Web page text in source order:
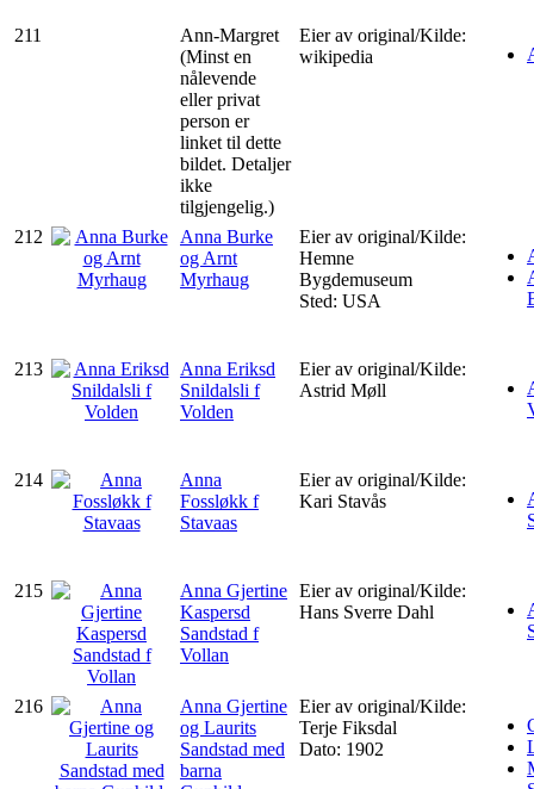
211
Ann-Margret
(Minst en
nålevende
eller privat
person er
linket til dette
bildet. Detaljer
ikke
tilgjengelig.)
Eier av original/Kilde:
wikipedia
212
Anna Burke
og Arnt
Myrhaug
Eier av original/Kilde:
Hemne
Bygdemuseum
Sted: USA
213
Anna Eriksd
Snildalsli f
Volden
Eier av original/Kilde:
Astrid Møll
214
Anna
Fossløkk f
Stavaas
Eier av original/Kilde:
Kari Stavås
215
Anna Gjertine
Kaspersd
Sandstad f
Vollan
Eier av original/Kilde:
Hans Sverre Dahl
216
Anna Gjertine
og Laurits
Sandstad med
barna
Eier av original/Kilde:
Terje Fiksdal
Dato: 1902